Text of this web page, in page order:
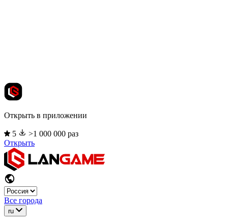
Открыть в приложении
5
>1 000 000 раз
Открыть
Все города
ru